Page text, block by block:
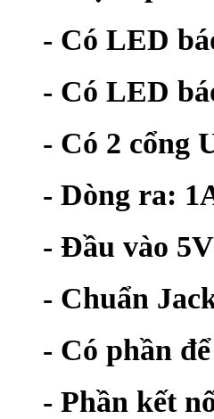
- Có LED
- Có LED
- Có 2 cổng
- Dòng ra:
- Đầu vào 5V
- Chuẩn
- Có phần
- Phần kết